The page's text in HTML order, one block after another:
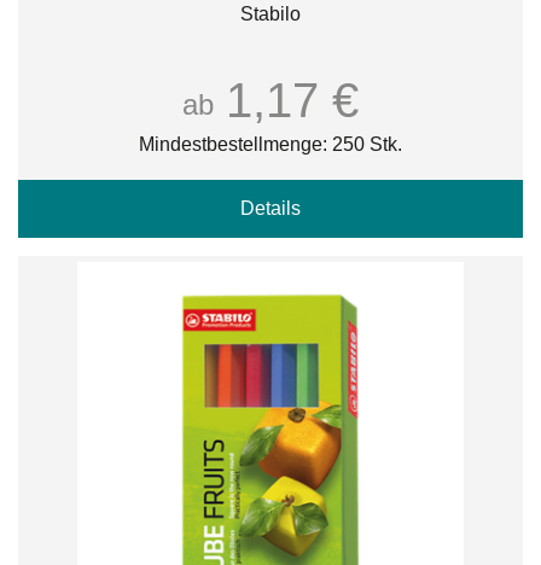
Stabilo
ab 1,17 €
Mindestbestellmenge: 250 Stk.
Details